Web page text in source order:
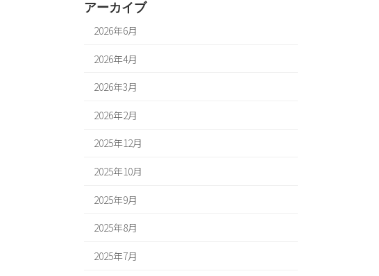
アーカイブ
2026年6月
2026年4月
2026年3月
2026年2月
2025年12月
2025年10月
2025年9月
2025年8月
2025年7月